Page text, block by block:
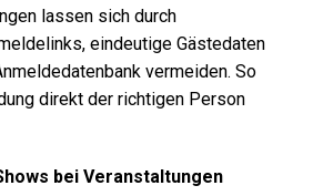
lassen sich durch
eindeutige Gästedaten
vermeiden. So
direkt der richtigen Person
bei Veranstaltungen